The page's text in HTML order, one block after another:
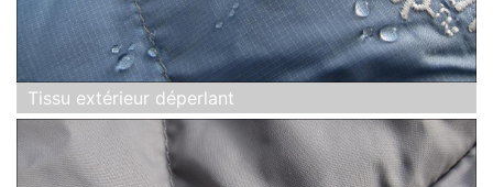
Tissu extérieur déperlant